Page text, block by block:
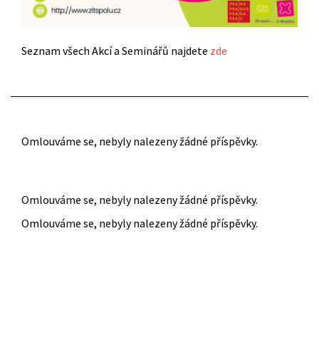
Seznam všech Akcí a Seminářů najdete zde
Omlouváme se, nebyly nalezeny žádné příspěvky.
Omlouváme se, nebyly nalezeny žádné příspěvky.
Omlouváme se, nebyly nalezeny žádné příspěvky.